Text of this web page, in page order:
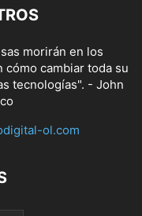
morirán en los
cómo cambiar toda su
tecnologías". - John
ol.com